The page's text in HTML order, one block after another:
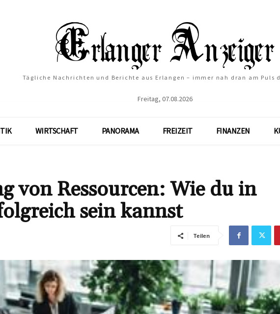
Tägliche Nachrichten und Berichte aus Erlangen – immer nah dran am Puls
Freitag, 07.08.2026
WIRTSCHAFT PANORAMA FREIZEIT FINANZEN
von Ressourcen: Wie du in
sein kannst
Teilen